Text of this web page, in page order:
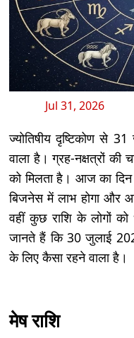
Jul 31, 2026
ज्योतिषीय दृष्टिकोण से
वाला है। ग्रह-नक्षत्रों
को मिलता है। आज का
बिजनेस में लाभ होगा और
वहीं कुछ राशि के लोगों
जानते हैं कि 30 जुलाई
के लिए कैसा रहने वाला है।
मेष राशि